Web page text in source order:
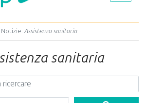
Notizie:Assistenza sanitaria
sanitaria